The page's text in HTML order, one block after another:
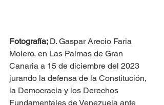
Fotografía; D. Gaspar Arecio Faria
Molero, en Las Palmas de Gran
Canaria a 15 de diciembre del 2023
jurando la defensa de la Constitución,
la Democracia y los Derechos
Fundamentales de Venezuela ante